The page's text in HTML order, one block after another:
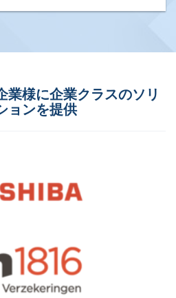
業様に企業クラスのソリ
ョンを提供